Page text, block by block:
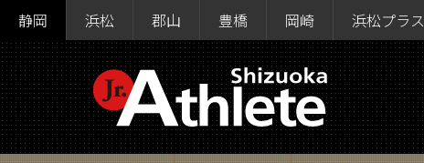
静岡 浜松 郡山 豊橋 岡崎 浜松プラス